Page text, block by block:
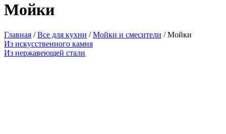
Мойки
Главная /Все для кухни /Мойки и смесители /Мойки
Из искусственного камня
Из нержавеющей стали